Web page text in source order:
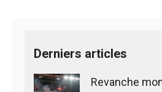
Derniers articles
Revanche